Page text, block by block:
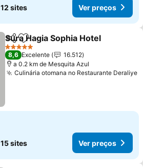
12 sites Ver preços
PartilharAdicionar aos favoritos
Sura Hagia Sophia Hotel
5 Estrelas
8,6 Excelente
16.512
a 0.2 km de Mesquita Azul
Culinária otomana no Restaurante Deraliye
15 sites Ver preços